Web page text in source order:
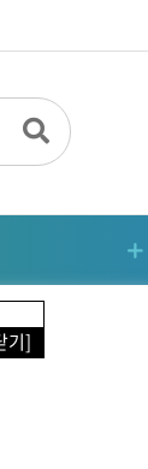
기]